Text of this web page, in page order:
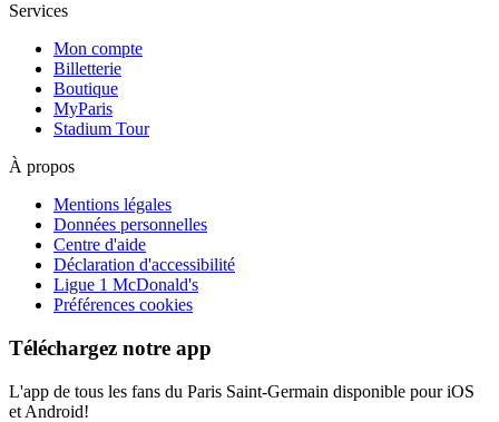
Services
Mon compte
Billetterie
Boutique
MyParis
Stadium Tour
À propos
Mentions légales
Données personnelles
Centre d'aide
Déclaration d'accessibilité
Ligue 1 McDonald's
Préférences cookies
Téléchargez notre app
L'app de tous les fans du Paris Saint-Germain disponible pour iOS
et Android!